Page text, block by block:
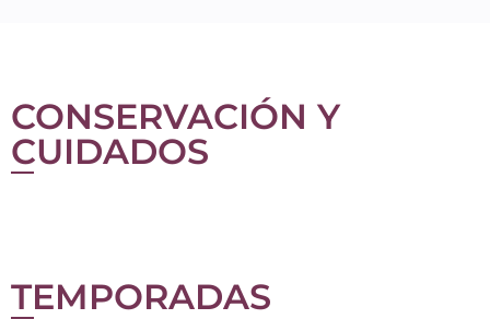
CONSERVACIÓN Y
CUIDADOS
TEMPORADAS